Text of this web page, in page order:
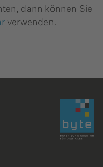
dann können Sie
verwenden.
Startseite